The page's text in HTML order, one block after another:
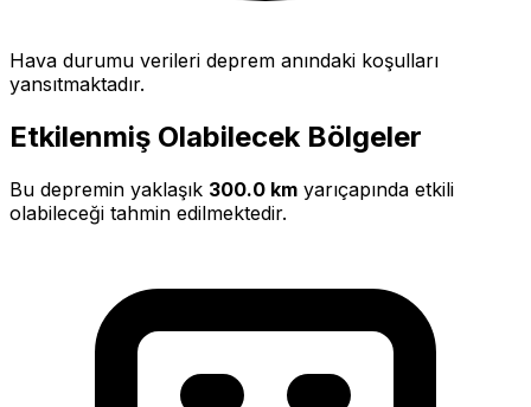
Hava durumu verileri deprem anındaki koşulları
yansıtmaktadır.
Etkilenmiş Olabilecek Bölgeler
Bu depremin yaklaşık 300.0 km yarıçapında etkili
olabileceği tahmin edilmektedir.